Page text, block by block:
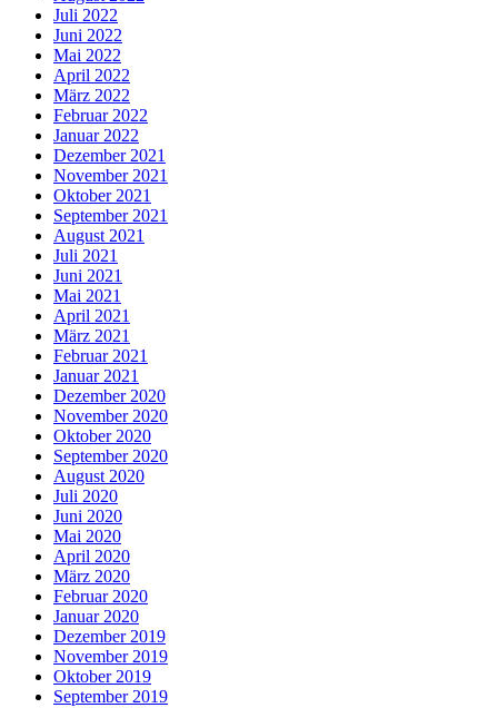
Juli 2022
Juni 2022
Mai 2022
April 2022
März 2022
Februar 2022
Januar 2022
Dezember 2021
November 2021
Oktober 2021
September 2021
August 2021
Juli 2021
Juni 2021
Mai 2021
April 2021
März 2021
Februar 2021
Januar 2021
Dezember 2020
November 2020
Oktober 2020
September 2020
August 2020
Juli 2020
Juni 2020
Mai 2020
April 2020
März 2020
Februar 2020
Januar 2020
Dezember 2019
November 2019
Oktober 2019
September 2019